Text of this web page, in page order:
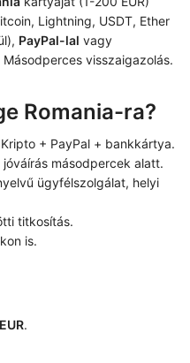
Lightning, USDT, Ether
PayPal-lal vagy
Másodperces visszaigazolás.
Romania-ra?
Kripto + PayPal + bankkártya.
jóváírás másodpercek alatt.
ügyfélszolgálat, helyi
titkosítás.
is.
.